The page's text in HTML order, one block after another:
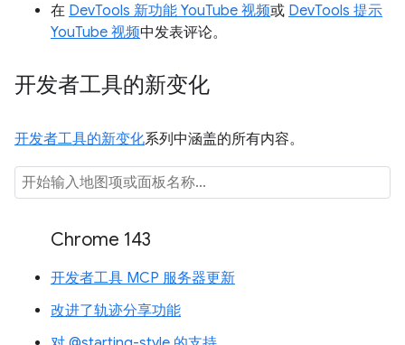
在 DevTools 新功能 YouTube 视频或 DevTools 提示
YouTube 视频中发表评论。
开发者工具的新变化
开发者工具的新变化系列中涵盖的所有内容。
Chrome 143
开发者工具 MCP 服务器更新
改进了轨迹分享功能